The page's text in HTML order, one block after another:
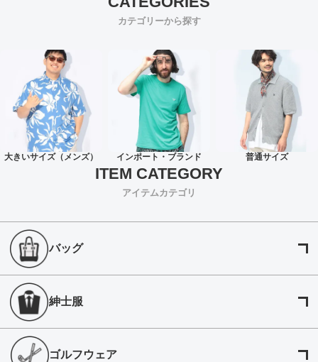
カテゴリーから探す
大きいサイズ（メンズ） インポート・ブランド 普通サイズ
アイテムカテゴリ
バッグ
紳士服
ゴルフウェア